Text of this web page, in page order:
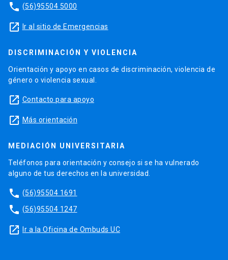
phone (56)95504 5000
launch Ir al sitio de Emergencias
DISCRIMINACIÓN Y VIOLENCIA
Orientación y apoyo en casos de discriminación, violencia de
género o violencia sexual.
launch Contacto para apoyo
launch Más orientación
MEDIACIÓN UNIVERSITARIA
Teléfonos para orientación y consejo si se ha vulnerado
alguno de tus derechos en la universidad.
phone (56)95504 1691
phone (56)95504 1247
launch Ir a la Oficina de Ombuds UC